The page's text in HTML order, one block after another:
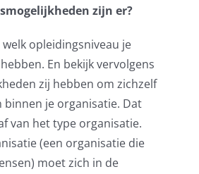
zijn er?
opleidingsniveau je
En bekijk vervolgens
zij hebben om zichzelf
je organisatie. Dat
van het type organisatie.
(een organisatie die
moet zich in de